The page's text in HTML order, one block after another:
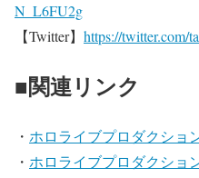
N_L6FU2g
【Twitter】 https://twitter.com/
■関連リンク
・ ホロライブプロダクショ
・ ホロライブプロダクショ